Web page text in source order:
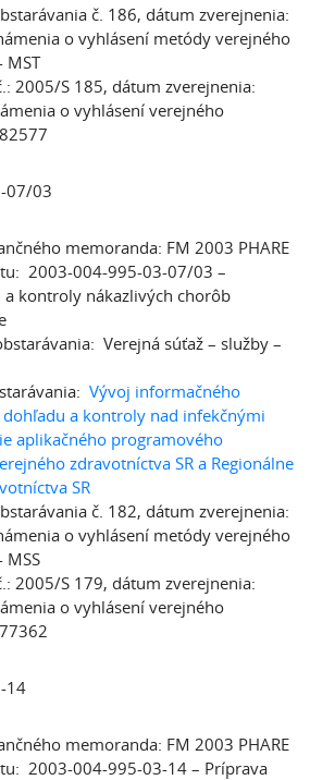
č. 186, dátum zverejnenia:
o vyhlásení metódy verejného
MST
2005/S 185, dátum zverejnenia:
o vyhlásení verejného
07/03
memoranda: FM 2003 PHARE
2003-004-995-03-07/03 –
kontroly nákazlivých chorôb
Verejná súťaž – služby –
Vývoj informačného
a kontroly nad infekčnými
aplikačného programového
zdravotníctva SR a Regionálne
SR
č. 182, dátum zverejnenia:
o vyhlásení metódy verejného
MSS
2005/S 179, dátum zverejnenia:
o vyhlásení verejného
14
memoranda: FM 2003 PHARE
2003-004-995-03-14 – Príprava